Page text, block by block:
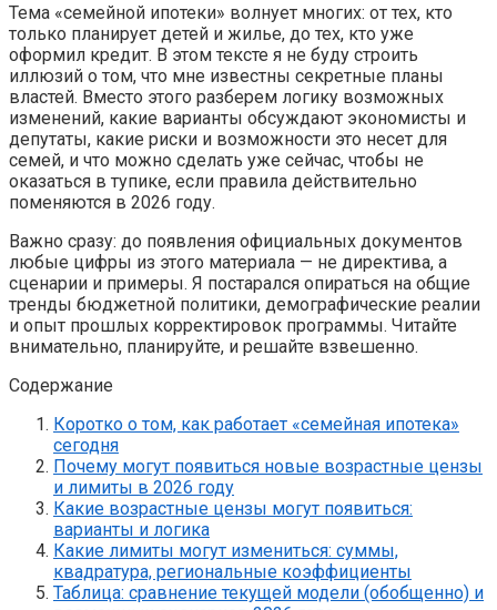
Тема «семейной ипотеки» волнует многих: от тех, кто
только планирует детей и жилье, до тех, кто уже
оформил кредит. В этом тексте я не буду строить
иллюзий о том, что мне известны секретные планы
властей. Вместо этого разберем логику возможных
изменений, какие варианты обсуждают экономисты и
депутаты, какие риски и возможности это несет для
семей, и что можно сделать уже сейчас, чтобы не
оказаться в тупике, если правила действительно
поменяются в 2026 году.
Важно сразу: до появления официальных документов
любые цифры из этого материала — не директива, а
сценарии и примеры. Я постарался опираться на общие
тренды бюджетной политики, демографические реалии
и опыт прошлых корректировок программы. Читайте
внимательно, планируйте, и решайте взвешенно.
Содержание
Коротко о том, как работает «семейная ипотека»
сегодня
Почему могут появиться новые возрастные цензы
и лимиты в 2026 году
Какие возрастные цензы могут появиться:
варианты и логика
Какие лимиты могут измениться: суммы,
квадратура, региональные коэффициенты
Таблица: сравнение текущей модели (обобщенно) и